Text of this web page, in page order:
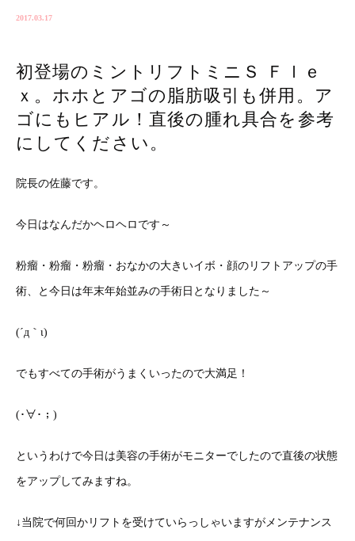
2017.03.17
初登場のミントリフトミニＳ Ｆｌｅ
ｘ。ホホとアゴの脂肪吸引も併用。ア
ゴにもヒアル！直後の腫れ具合を参考
にしてください。
院長の佐藤です。
今日はなんだかヘロヘロです～
粉瘤・粉瘤・粉瘤・おなかの大きいイボ・顔のリフトアップの手
術、と今日は年末年始並みの手術日となりました～
(´д｀ι)
でもすべての手術がうまくいったので大満足！
(･∀･；)
というわけで今日は美容の手術がモニターでしたので直後の状態
をアップしてみますね。
↓当院で何回かリフトを受けていらっしゃいますがメンテナンス